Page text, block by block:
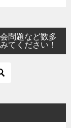
問題など数多
てください！